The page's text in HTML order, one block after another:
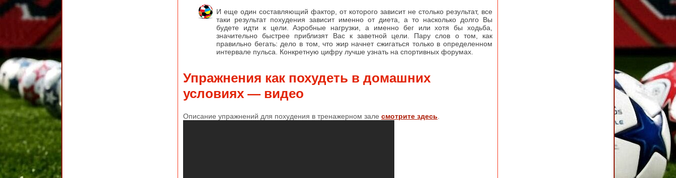
И еще один составляющий фактор, от которого зависит не столько результат, все
таки результат похудения зависит именно от диета, а то насколько долго Вы
будете идти к цели. Аэробные нагрузки, а именно бег или хотя бы ходьба,
значительно быстрее приблизят Вас к заветной цели. Пару слов о том, как
правильно бегать: дело в том, что жир начнет сжигаться только в определенном
интервале пульса. Конкретную цифру лучше узнать на спортивных форумах.
Упражнения как похудеть в домашних
условиях — видео
Описание упражнений для похудения в тренажерном зале смотрите здесь